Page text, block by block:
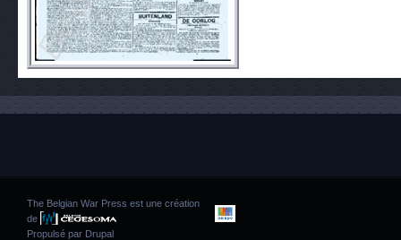
The Belgian War Press est une création
de
Propulsé par Drupal